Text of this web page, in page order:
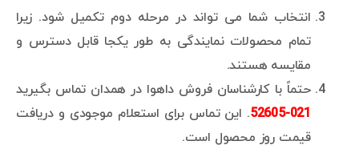
انتخاب شما می تواند در مرحله دوم تکمیل شود. زیرا
تمام محصولات نمایندگی به طور یکجا قابل دسترس و
مقایسه هستند.
حتماً با کارشناسان فروش داهوا در همدان تماس بگیرید
021-52605
. این تماس برای استعلام موجودی و دریافت
قیمت روز محصول است.